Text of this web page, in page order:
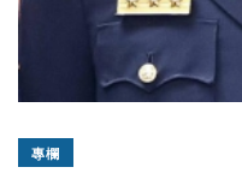
專欄